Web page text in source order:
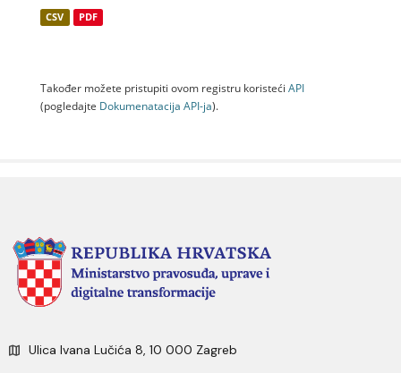
CSV PDF
Također možete pristupiti ovom registru koristeći API
(pogledajte Dokumenаtаcijа API-jа).